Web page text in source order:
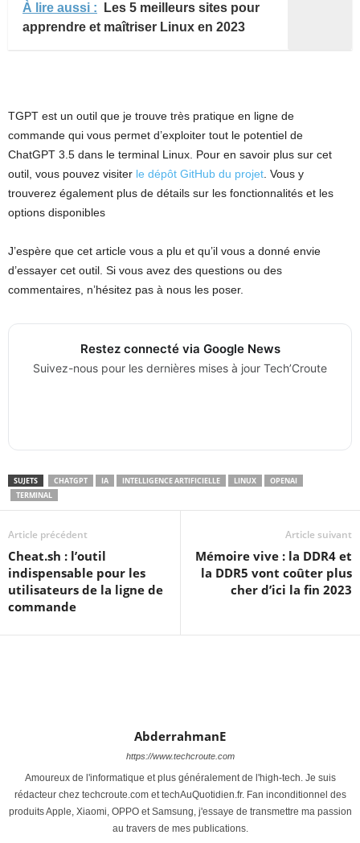
À lire aussi :
Les 5 meilleurs sites pour
apprendre et maîtriser Linux en 2023
TGPT est un outil que je trouve très pratique en ligne de
commande qui vous permet d’exploiter tout le potentiel de
ChatGPT 3.5 dans le terminal Linux. Pour en savoir plus sur cet
outil, vous pouvez visiter le dépôt GitHub du projet . Vous y
trouverez également plus de détails sur les fonctionnalités et les
options disponibles
J’espère que cet article vous a plu et qu’il vous a donné envie
d’essayer cet outil. Si vous avez des questions ou des
commentaires, n’hésitez pas à nous les poser.
Restez connecté via Google News
Suivez-nous pour les dernières mises à jour Tech’Croute
SUJETS CHATGPT IA INTELLIGENCE ARTIFICIELLE LINUX
OPENAI
TERMINAL
Article précédent
Cheat.sh : l’outil
indispensable pour les
utilisateurs de la ligne de
commande
Article suivant
Mémoire vive : la DDR4 et
la DDR5 vont coûter plus
cher d’ici la fin 2023
AbderrahmanE
https://www.techcroute.com
Amoureux de l'informatique et plus généralement de l'high-tech. Je suis
rédacteur chez techcroute.com et techAuQuotidien.fr. Fan inconditionnel des
produits Apple, Xiaomi, OPPO et Samsung, j'essaye de transmettre ma passion
au travers de mes publications.